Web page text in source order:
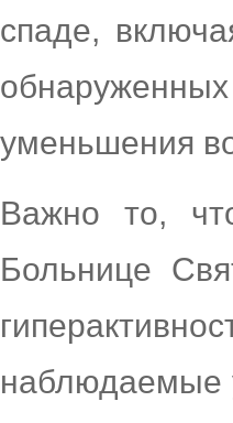
спаде,
уменьшения
Важно то,
Больнице
наблюдаемые